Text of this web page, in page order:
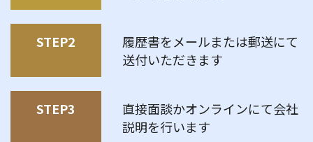
STEP2
履歴書をメールまたは郵送にて
送付いただきます
STEP3
直接面談かオンラインにて会社
説明を行います